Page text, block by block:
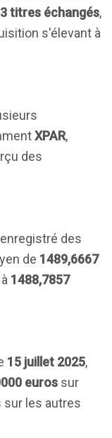
titres échangés,
s'élevant à
XPAR,
des
des
de 1489,6667
1488,7857
15 juillet 2025,
euros sur
sur les autres